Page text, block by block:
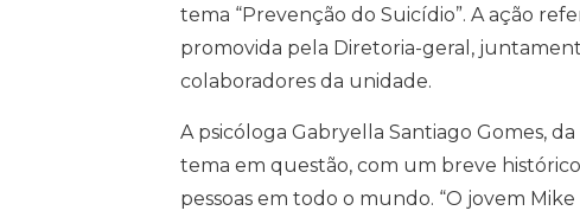
tema “Prevenção do Suicídio”. A ação
promovida pela Diretoria-geral,
colaboradores da unidade.
A psicóloga Gabryella Santiago Gomes,
tema em questão, com um breve
pessoas em todo o mundo. “O jovem